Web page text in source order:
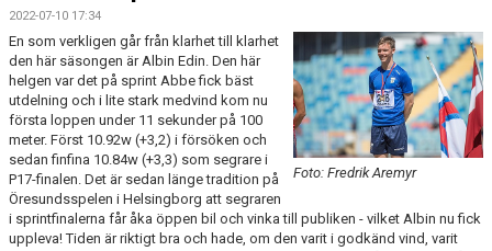
LEDARE/UTBILDNING
FUNKTIONÄR
BILDGALLERI
2022-07-10 17:34
Foto: Fredrik Aremyr
En som verkligen går från klarhet till klarhet
den här säsongen är Albin Edin. Den här
helgen var det på sprint Abbe fick bäst
utdelning och i lite stark medvind kom nu
första loppen under 11 sekunder på 100
meter. Först 10.92w (+3,2) i försöken och
sedan finfina 10.84w (+3,3) som segrare i
P17-finalen. Det är sedan länge tradition på
Öresundsspelen i Helsingborg att segraren
i sprintfinalerna får åka öppen bil och vinka till publiken - vilket Albin nu fick
uppleva! Tiden är riktigt bra och hade, om den varit i godkänd vind, varit